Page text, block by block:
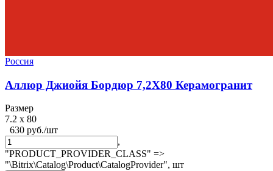
Россия
Аллюр Джиойя Бордюр 7,2X80 Керамогранит
Размер
7.2 x 80
630 руб./шт
,
"PRODUCT_PROVIDER_CLASS" =>
"\Bitrix\Catalog\Product\CatalogProvider", шт